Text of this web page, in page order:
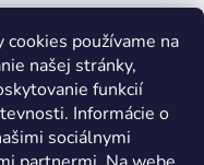
používame na
našej stránky,
funkcií
Informácie o
sociálnymi